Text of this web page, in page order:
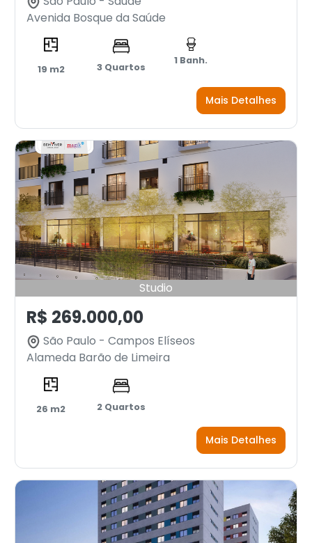
Avenida Bosque da Saúde
19 m2 3 Quartos
1 Banh.
Mais Detalhes
Studio
R$ 269.000,00
São Paulo - Campos Elíseos
Alameda Barão de Limeira
26 m2 2 Quartos
Mais Detalhes